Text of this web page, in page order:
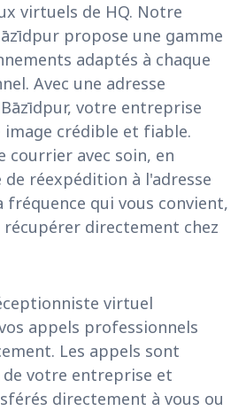
virtuels de HQ. Notre
propose une gamme
adaptés à chaque
Avec une adresse
votre entreprise
crédible et fiable.
courrier avec soin, en
réexpédition à l'adresse
fréquence qui vous convient,
récupérer directement chez
virtuel
appels professionnels
Les appels sont
votre entreprise et
directement à vous ou